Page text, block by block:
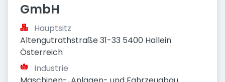
GmbH
Hauptsitz
Altengutrathstraße 31-33 5400 Hallein
Österreich
Industrie